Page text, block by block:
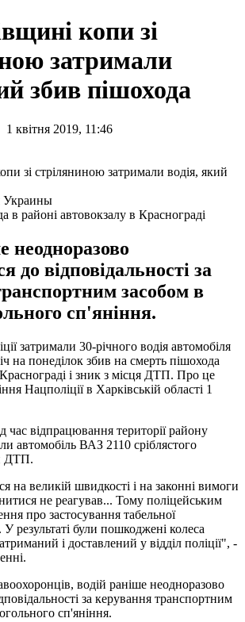
копи зі
затримали
збив пішохода
квітня 2019, 11:46
Украины
в районі автовокзалу в Краснограді
неодноразово
до відповідальності за
засобом в
сп'яніння.
затримали 30-річного водія автомобіля
на понеділок збив на смерть пішохода
і зник з місця ДТП. Про це
Нацполіції в Харківській області 1
час відпрацювання території району
автомобіль ВАЗ 2110 сріблястого
ДТП.
на великій швидкості і на законні вимоги
не реагував... Тому поліцейським
про застосування табельної
У результаті були пошкоджені колеса
і доставлений у відділ поліції", -
водій раніше неодноразово
за керування транспортним
сп'яніння.